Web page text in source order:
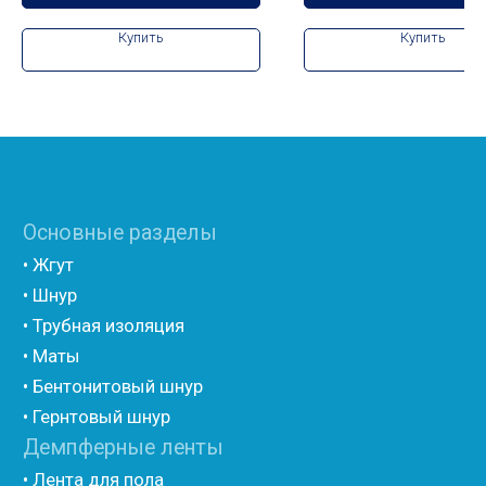
Купить Купить
лавсаном (теплый дом)
• Подложка под ламинат НПЭ
Мастика и герметик
• Мастика для швов
• Герметик для швов
• Rustil
• Korall
• Ecoroom
Другие товары
• Герлен